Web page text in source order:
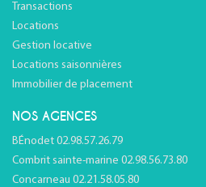
Transactions
Locations
Gestion locative
Locations saisonnières
Immobilier de placement
NOS AGENCES
BÉnodet 02.98.57.26.79
Combrit sainte-marine 02.98.56.73.80
Concarneau 02.21.58.05.80